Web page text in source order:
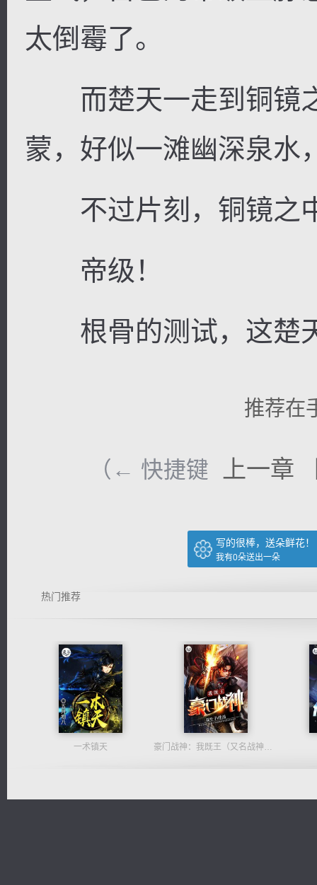
太倒霉了。
而楚天一走到铜镜
蒙，好似一滩幽深泉水
不过片刻，铜镜之
帝级！
根骨的测试，这楚
推荐在
（← 快捷键 上一章
写的很棒，送朵鲜花！
我有0朵送出一朵
热门推荐
一术镇天 豪门战神：我既王（又名战神归来不败神婿修罗战神）